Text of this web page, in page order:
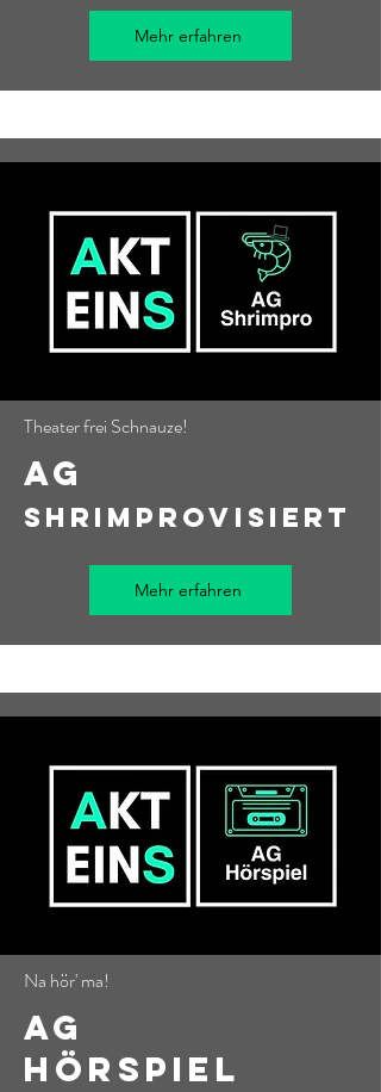
Mehr erfahren
Theater frei Schnauze!
AG
SHRIMPROVISIERT
Mehr erfahren
Na hör' ma!
AG
HÖRSPIEL